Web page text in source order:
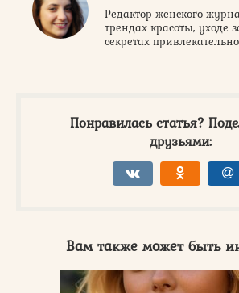
Редактор женского
трендах красоты, уходе
секретах
Понравилась статья?
друзьями:
Вам также может быть